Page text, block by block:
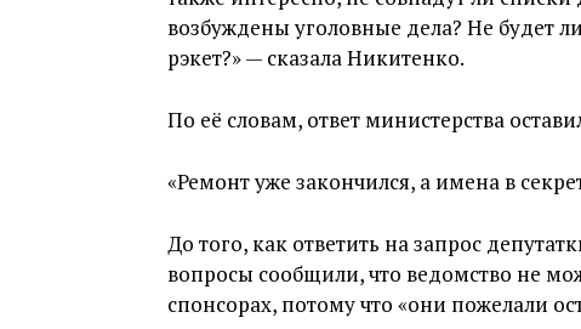
возбуждены уголовные дела? Не будет
рэкет?» — сказала Никитенко.
По её словам, ответ министерства
«Ремонт уже закончился, а имена в
До того, как ответить на запрос
вопросы сообщили, что ведомство не
спонсорах, потому что «они пожелали